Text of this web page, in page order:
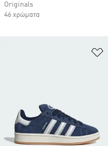
Originals
46 χρώματα